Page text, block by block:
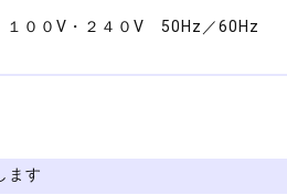
００V・２４０V 50Hz／60Hz
ます